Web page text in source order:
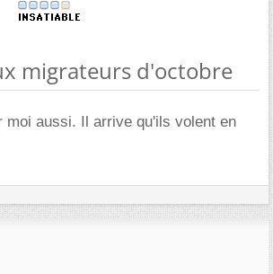
migrateurs d'octobre
moi aussi. Il arrive qu'ils volent en